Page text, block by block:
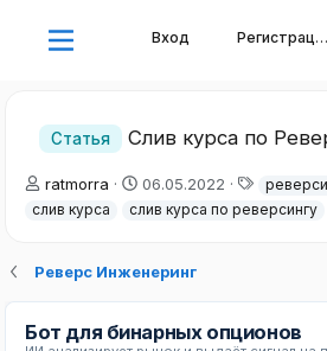
Вход Регистрация
Статья Слив курса по
А
в
р
м
ratmorra
Д
а
н
а
06.05.2022
Т
е
слив курса
слив курса по реверсингу
Реверс Инженеринг
Бот для бинарных опционов